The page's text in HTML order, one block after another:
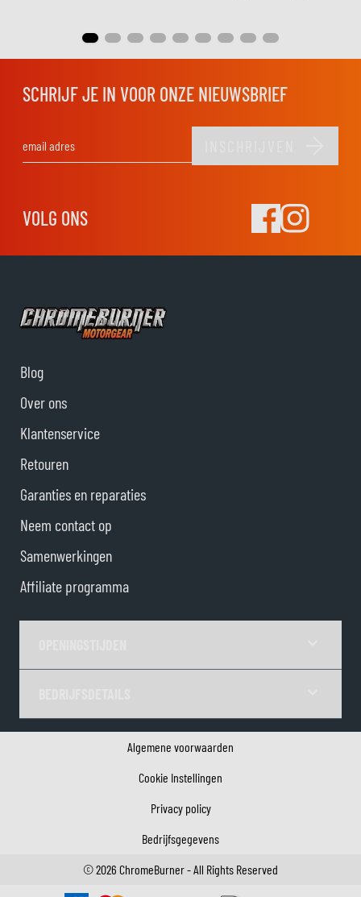
SCHRIJF JE IN VOOR ONZE NIEUWSBRIEF
VOLG ONS
Blog
Over ons
Klantenservice
Retouren
Garanties en reparaties
Neem contact op
Samenwerkingen
Affiliate programma
Algemene voorwaarden
Cookie Instellingen
Privacy policy
Bedrijfsgegevens
©2026 ChromeBurner - All Rights Reserved